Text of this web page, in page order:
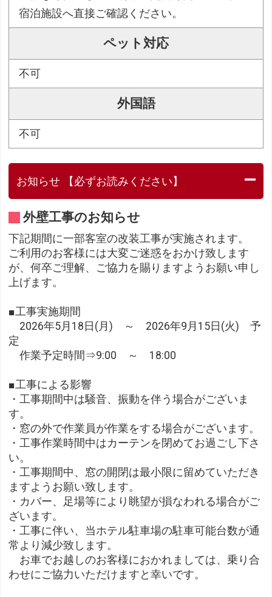
宿泊施設へ直接ご確認ください。
ペット対応
不可
外国語
不可
お知らせ 【必ずお読みください】
外壁工事のお知らせ
下記期間に一部客室の改装工事が実施されます。
ご利用のお客様には大変ご迷惑をおかけ致します
が、何卒ご理解、ご協力を賜りますようお願い申し
上げます。
■工事実施期間
2026年5月18日(月) ～ 2026年9月15日(火) 予
定
作業予定時間⇒9:00 ～ 18:00
■工事による影響
・工事期間中は騒音、振動を伴う場合がございま
す。
・窓の外で作業員が作業をする場合がございます。
・工事作業時間中はカーテンを閉めてお過ごし下さ
い。
・工事期間中、窓の開閉は最小限に留めていただき
ますようお願い致します。
・カバー、足場等により眺望が損なわれる場合がご
ざいます。
・工事に伴い、当ホテル駐車場の駐車可能台数が通
常より減少致します。
お車でお越しのお客様におかれましては、乗り合
わせにご協力いただけますと幸いです。